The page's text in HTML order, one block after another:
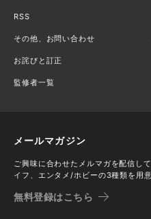
RSS
その他、お問い合わせ
お詫びと訂正
監修者一覧
メールマガジン
ご興味に合わせたメルマガを配信し
イフ、エンタメ/ホビーの3種類を用意
無料登録はこちら